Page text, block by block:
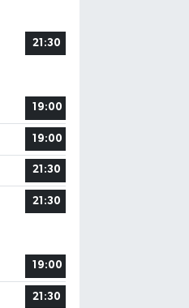
21:30
19:00
19:00
21:30
21:30
19:00
21:30